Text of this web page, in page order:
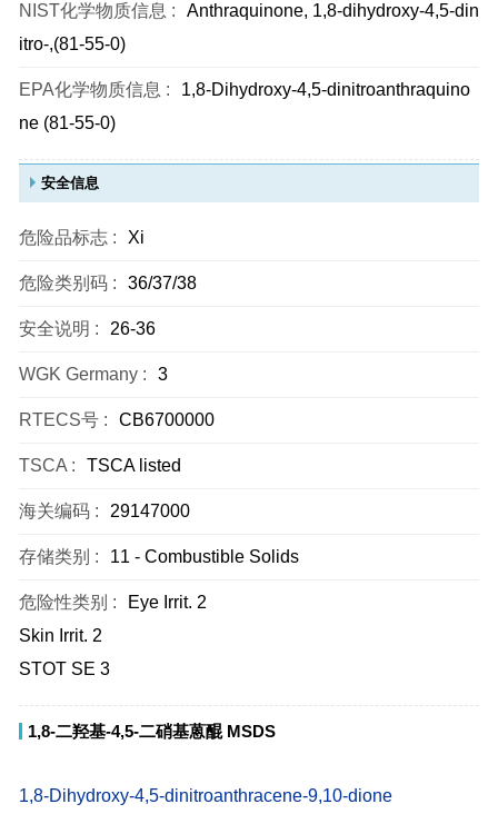
NIST化学物质信息 :
Anthraquinone, 1,8-dihydroxy-4,5-din
itro-,(81-55-0)
EPA化学物质信息 :
1,8-Dihydroxy-4,5-dinitroanthraquino
ne (81-55-0)
安全信息
危险品标志 : Xi
危险类别码 : 36/37/38
安全说明 : 26-36
WGK Germany : 3
RTECS号 : CB6700000
TSCA : TSCA listed
海关编码 : 29147000
存储类别 : 11 - Combustible Solids
危险性类别 :
Eye Irrit. 2
Skin Irrit. 2
STOT SE 3
1,8-二羟基-4,5-二硝基蒽醌 MSDS
1,8-Dihydroxy-4,5-dinitroanthracene-9,10-dione